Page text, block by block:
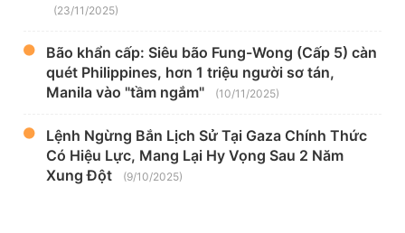
(23/11/2025)
Bão khẩn cấp: Siêu bão Fung-Wong (Cấp 5) càn
quét Philippines, hơn 1 triệu người sơ tán,
Manila vào "tầm ngắm"
(10/11/2025)
Lệnh Ngừng Bắn Lịch Sử Tại Gaza Chính Thức
Có Hiệu Lực, Mang Lại Hy Vọng Sau 2 Năm
Xung Đột
(9/10/2025)